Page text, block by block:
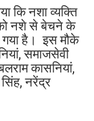
कि नशा व्यक्ति
नशे से बेचने के
है। इस मौके
समाजसेवी
कासनियां,
सिंह, नरेंद्र